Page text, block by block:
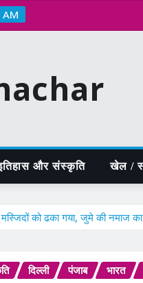
और संस्कृति खेल /
को ढका गया, जुमे की नमाज
दिल्ली पंजाब भारत